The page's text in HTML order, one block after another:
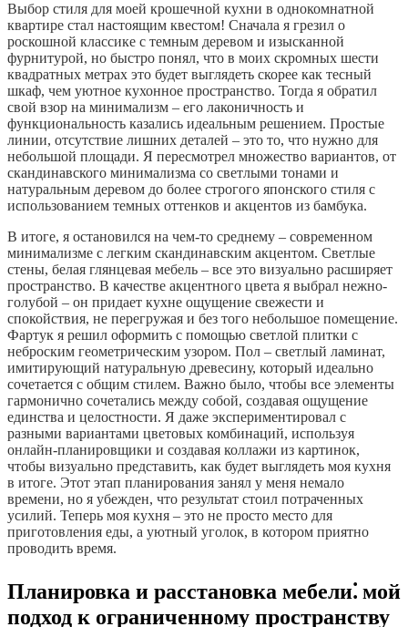
Выбор стиля для моей крошечной кухни в однокомнатной
квартире стал настоящим квестом! Сначала я грезил о
роскошной классике с темным деревом и изысканной
фурнитурой, но быстро понял, что в моих скромных шести
квадратных метрах это будет выглядеть скорее как тесный
шкаф, чем уютное кухонное пространство. Тогда я обратил
свой взор на минимализм – его лаконичность и
функциональность казались идеальным решением. Простые
линии, отсутствие лишних деталей – это то, что нужно для
небольшой площади. Я пересмотрел множество вариантов, от
скандинавского минимализма со светлыми тонами и
натуральным деревом до более строгого японского стиля с
использованием темных оттенков и акцентов из бамбука.
В итоге, я остановился на чем-то среднему – современном
минимализме с легким скандинавским акцентом. Светлые
стены, белая глянцевая мебель – все это визуально расширяет
пространство. В качестве акцентного цвета я выбрал нежно-
голубой – он придает кухне ощущение свежести и
спокойствия, не перегружая и без того небольшое помещение.
Фартук я решил оформить с помощью светлой плитки с
неброским геометрическим узором. Пол – светлый ламинат,
имитирующий натуральную древесину, который идеально
сочетается с общим стилем. Важно было, чтобы все элементы
гармонично сочетались между собой, создавая ощущение
единства и целостности. Я даже экспериментировал с
разными вариантами цветовых комбинаций, используя
онлайн-планировщики и создавая коллажи из картинок,
чтобы визуально представить, как будет выглядеть моя кухня
в итоге. Этот этап планирования занял у меня немало
времени, но я убежден, что результат стоил потраченных
усилий. Теперь моя кухня – это не просто место для
приготовления еды, а уютный уголок, в котором приятно
проводить время.
Планировка и расстановка мебели⁚ мой
подход к ограниченному пространству